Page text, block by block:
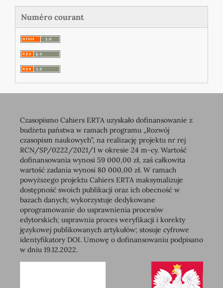
Numéro courant
Czasopismo Cahiers ERTA uzyskało dofinansowanie z
budżetu państwa w ramach programu „Rozwój
czasopism naukowych”, na realizację projektu nr rej
RCN/SP/0222/2021/1 w okresie 24 m-cy. Wartość
dofinansowania wynosi 59 000,00 zł, zaś całkowita
wartość zadania wynosi 80 000,00 zł. W ramach
powyższego projektu Cahiers ERTA maksymalizuje
dostępność swoich publikacji oraz ich obecność w
bazach danych; wykorzystuje dedykowane
oprogramowanie do usprawnienia procesów
edytorskich; usprawnia proces weryfikacji i korekty
językowej publikowanych artykułów; stosuje cyfrowe
identyfikatory DOI. Umowę o dofinansowaniu podpisano
w dniu 19.12.2022.